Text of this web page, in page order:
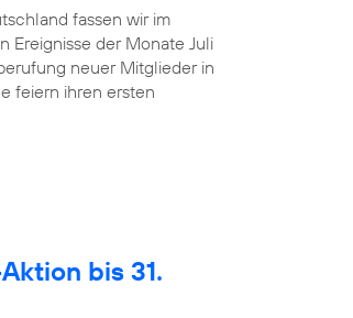
fassen wir im
Ereignisse der Monate Juli
neuer Mitglieder in
feiern ihren ersten
bis 31.